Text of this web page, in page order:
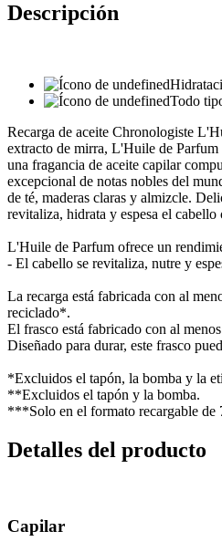
Descripción
Todo
Recarga de aceite Chronologiste
extracto de mirra, L'Huile de Parfum
una fragancia de aceite capilar
excepcional de notas nobles del
de té, maderas claras y almizcle.
revitaliza, hidrata y espesa el cabello
L'Huile de Parfum ofrece un
- El cabello se revitaliza, nutre y
La recarga está fabricada con al
reciclado*.
El frasco está fabricado con al
Diseñado para durar, este frasco
*Excluidos el tapón, la bomba y la
**Excluidos el tapón y la bomba.
***Solo en el formato recargable de
Detalles del producto
Capilar